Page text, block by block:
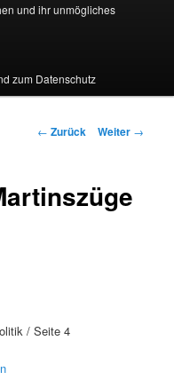
und ihr unmögliches
zum Datenschutz
Beitragsnavigation
← Zurück Weiter →
/ Seite 4